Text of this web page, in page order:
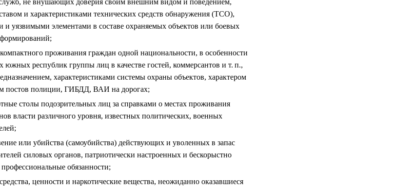
и характеристиками технических средств обнаружения (ТСО),
и уязвимыми элементами в составе охраняемых объектов или боевых
проживания граждан одной национальности, в особенности
республик группы лиц в качестве гостей, коммерсантов и т. п.,
характеристиками системы охраны объектов, характером
постов полиции, ГИБДД, ВАИ на дорогах;
столы подозрительных лиц за справками о местах проживания
власти различного уровня, известных политических, военных
или убийства (самоубийства) действующих и уволенных в запас
силовых органов, патриотически настроенных и бескорыстно
обязанности;
ценности и наркотические вещества, неожиданно оказавшиеся